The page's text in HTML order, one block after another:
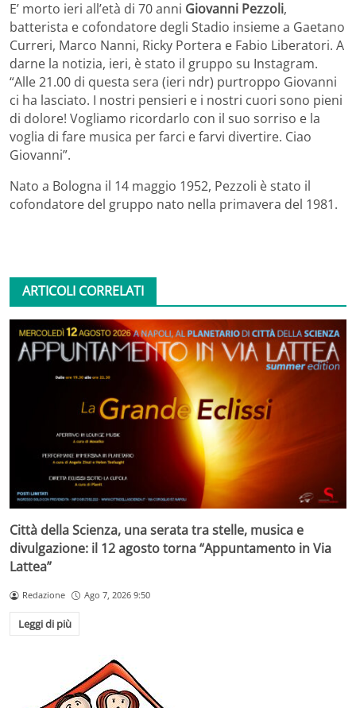
E’ morto ieri all’età di 70 anni Giovanni Pezzoli,
batterista e cofondatore degli Stadio insieme a Gaetano
Curreri, Marco Nanni, Ricky Portera e Fabio Liberatori. A
darne la notizia, ieri, è stato il gruppo su Instagram.
“Alle 21.00 di questa sera (ieri ndr) purtroppo Giovanni
ci ha lasciato. I nostri pensieri e i nostri cuori sono pieni
di dolore! Vogliamo ricordarlo con il suo sorriso e la
voglia di fare musica per farci e farvi divertire. Ciao
Giovanni”.
Nato a Bologna il 14 maggio 1952, Pezzoli è stato il
cofondatore del gruppo nato nella primavera del 1981.
ARTICOLI CORRELATI
Città della Scienza, una serata tra stelle, musica e
divulgazione: il 12 agosto torna “Appuntamento in Via
Lattea”
Redazione Ago 7, 2026 9:50
Leggi di più